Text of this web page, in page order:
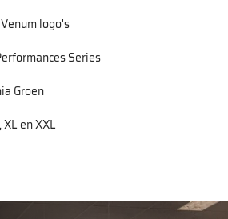
logo's
Series
Groen
en XXL